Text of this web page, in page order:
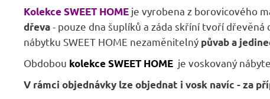
Kolekce SWEET HOME je vyrobena z borovicového
dřeva- pouze dna šuplíků a záda skříní tvoří dřevěná
nábytku SWEET HOME nezaměnitelný půvab a
Obdobou kolekce SWEET HOME je voskovaný
V rámci objednávky lze objednat i vosk navíc - za